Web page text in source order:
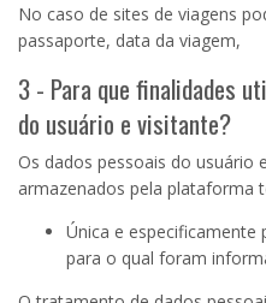
No caso de sites de viagens
passaporte, data da viagem,
3 - Para que finalidades
do usuário e visitante?
Os dados pessoais do usuário
armazenados pela plataforma
Única e
para o qual foram